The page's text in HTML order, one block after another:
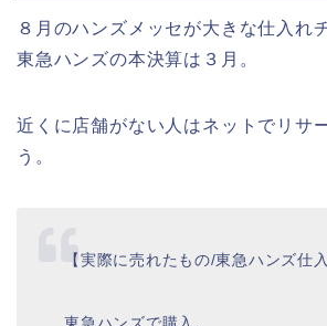
８月のハンズメッセが大きな仕入れ
東急ハンズの本決算は３月。
近くに店舗がない人はネットでリサ
う。
【実際に売れたもの/東急ハンズ仕入